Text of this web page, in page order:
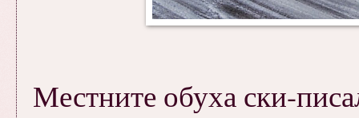
Местните обуха ски-